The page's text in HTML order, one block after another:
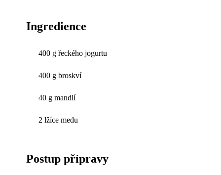
Ingredience
400 g řeckého jogurtu
400 g broskví
40 g mandlí
2 lžíce medu
Postup přípravy